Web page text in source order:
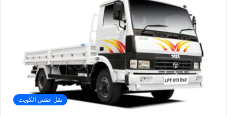
نقل عفش الكويت